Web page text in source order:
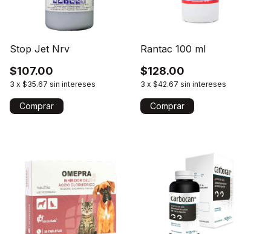
Stop Jet Nrv
$107.00
3 x $35.67 sin intereses
Rantac 100 ml
$128.00
3 x $42.67 sin intereses